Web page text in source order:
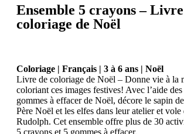
Ensemble 5 crayons –
coloriage de Noël
Coloriage | Français | 3 à 6 ans | Noël
Livre de coloriage de Noël – Donne vie à la
coloriant ces images festives! Avec l’aide
gommes à effacer de Noël, décore le sapin
Père Noël et les elfes dans leur atelier et vole
Rudolph. Cet ensemble offre plus de 30
5 crayons et 5 gommes à effacer.